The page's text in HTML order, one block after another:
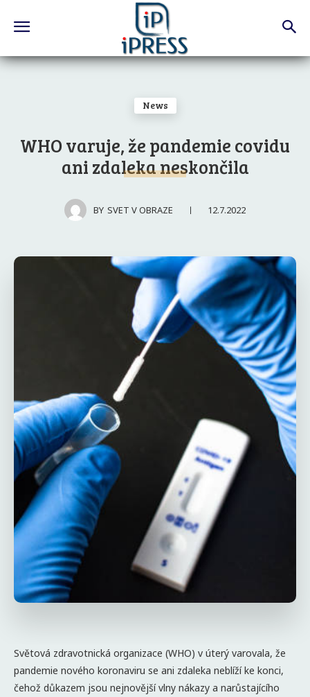
News
WHO varuje, že pandemie covidu
ani zdaleka neskončila
BY SVET V OBRAZE 12.7.2022
Světová zdravotnická organizace (WHO) v úterý varovala, že
pandemie nového koronaviru se ani zdaleka neblíží ke konci,
čehož důkazem jsou nejnovější vlny nákazy a narůstajícího